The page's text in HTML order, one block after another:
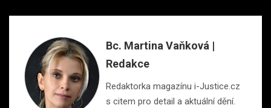
Bc. Martina Vaňková |
Redakce
Redaktorka magazínu i-Justice.cz
s citem pro detail a aktuální dění.